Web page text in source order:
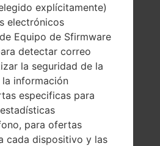
#25000
-
Y DUOS
explícitamente)
electrónicos
Equipo de Sfirmware
detectar correo
la seguridad de la
información
especificas para
para ofertas
cada dispositivo y las